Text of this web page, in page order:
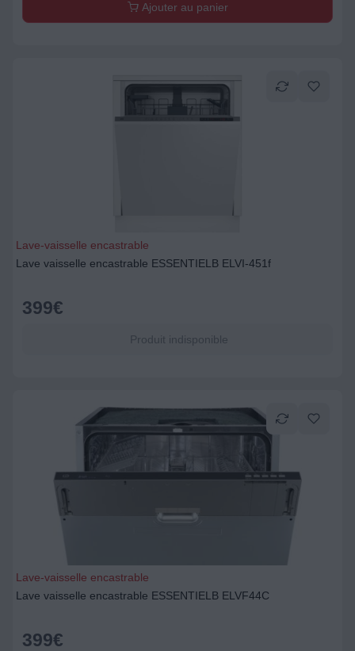
Ajouter au panier
Lave-vaisselle encastrable
Lave vaisselle encastrable ESSENTIELB ELVI-451f
399€
Produit indisponible
Lave-vaisselle encastrable
Lave vaisselle encastrable ESSENTIELB ELVF44C
399€